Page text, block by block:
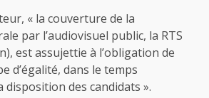
« la couverture de la
par l’audiovisuel public, la RTS
est assujettie à l’obligation de
d’égalité, dans le temps
disposition des candidats ».